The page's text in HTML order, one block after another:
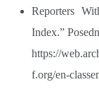
Reporters
Index.”
https://
f.org/en-